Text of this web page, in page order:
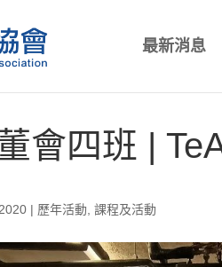
最新消息
會四班 |
| 歷年活動 ,課程及活動